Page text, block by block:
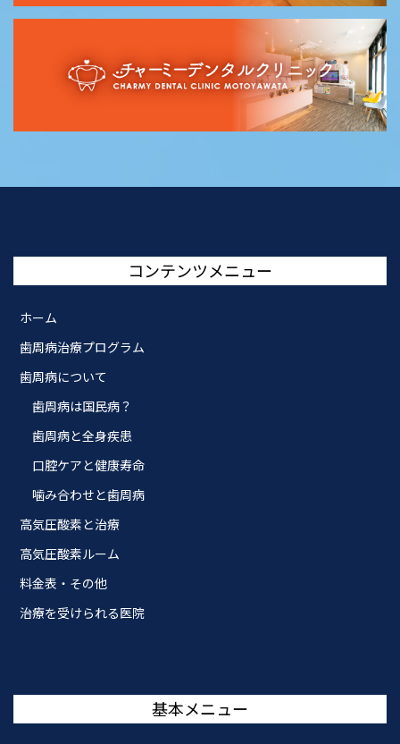
コンテンツメニュー
ホーム
歯周病治療プログラム
歯周病について
歯周病は国民病？
歯周病と全身疾患
口腔ケアと健康寿命
噛み合わせと歯周病
高気圧酸素と治療
高気圧酸素ルーム
料金表・その他
治療を受けられる医院
基本メニュー